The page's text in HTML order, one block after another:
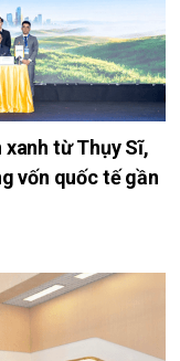
xanh từ Thụy Sĩ,
vốn quốc tế gần